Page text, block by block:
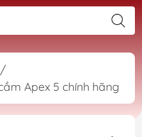
/
Apex 5 chính hãng